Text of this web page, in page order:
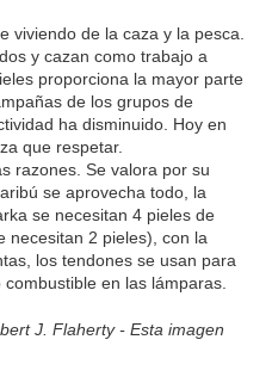
viviendo de la caza y la pesca.
y cazan como trabajo a
proporciona la mayor parte
de los grupos de
ha disminuido. Hoy en
que respetar.
razones. Se valora por su
se aprovecha todo, la
se necesitan 4 pieles de
necesitan 2 pieles), con la
los tendones se usan para
en las lámparas.
J. Flaherty - Esta imagen